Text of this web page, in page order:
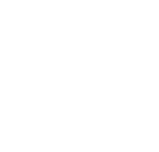
不會有年終獎金
款之規定，主張合約無